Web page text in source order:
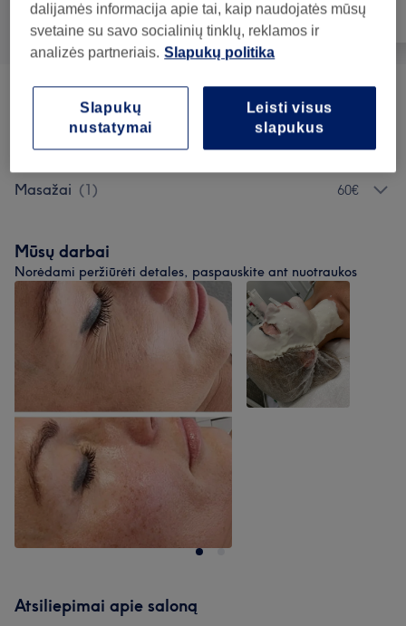
Visos paslaugos Veidas Masažas
Veido Procedūros ( nuo 1€
Kūno Procedūros (1)
Masažai (1) 60€
Mūsų darbai
Norėdami peržiūrėti detales, paspauskite ant nuotraukos
Atsiliepimai apie saloną
dalijamės informacija apie tai, kaip naudojatės mūsų
svetaine su savo socialinių tinklų, reklamos ir
analizės partneriais. Slapukų politika
Leisti visus
slapukus
Slapukų
nustatymai